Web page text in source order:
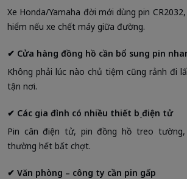
Xe Honda/Yamaha đời mới dùng pin
hiểm nếu xe chết máy giữa đường.
✔ Cửa hàng đồng hồ cần bổ sung pin
Không phải lúc nào chủ tiệm cũng rảnh đi
tận nơi.
✔ Các gia đình có nhiều thiết bị điện tử
Pin cân điện tử, pin đồng hồ treo
thường hết bất chợt.
✔ Văn phòng – công ty cần pin gấp